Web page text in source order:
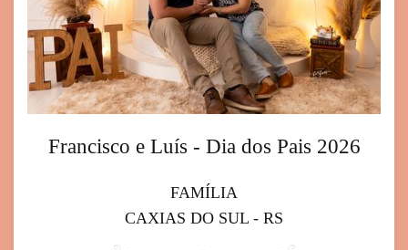
Francisco e Luís - Dia dos Pais 2026
FAMÍLIA
CAXIAS DO SUL - RS